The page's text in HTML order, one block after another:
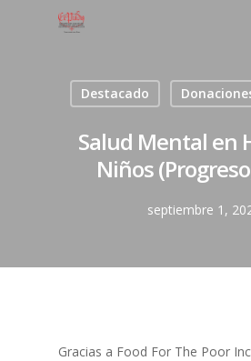
Destacado
Salud Mental en
Niños
septiembre 1,
Gracias a Food For The Poor